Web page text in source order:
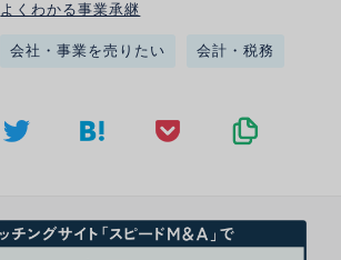
よくわかる事業承継
会社・事業を売りたい 会計・税務